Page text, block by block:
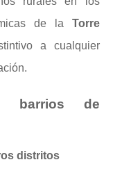
de la Torre
a cualquier
barrios de
distritos